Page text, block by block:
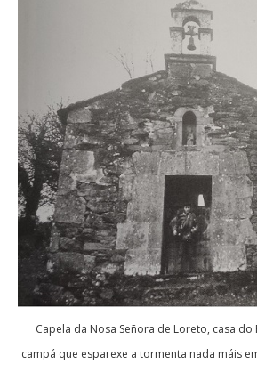
Capela da Nosa Señora de Loreto, casa do
campá que esparexe a tormenta nada máis